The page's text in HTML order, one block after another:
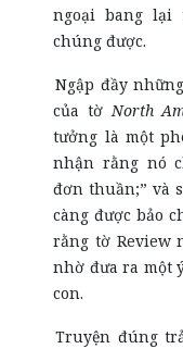
ngoại bang lại
chúng được.
Ngập đầy
của tờNorth
tưởng là một
nhận rằng nó
đơn thuần;” và
càng được bảo
rằng tờ Review
nhờ đưa ra một
con.
Truyện đúng